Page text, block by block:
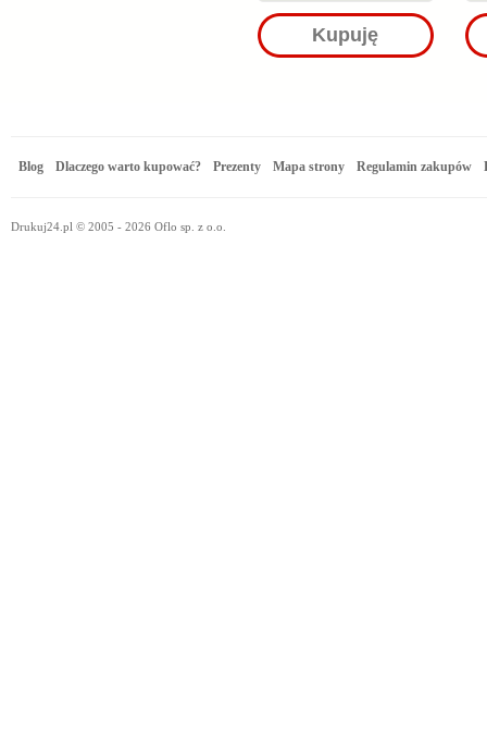
Kupuję
Blog Dlaczego warto kupować? Prezenty Mapa strony Regulamin zakupów
Drukuj24.pl © 2005 - 2026 Oflo sp. z o.o.